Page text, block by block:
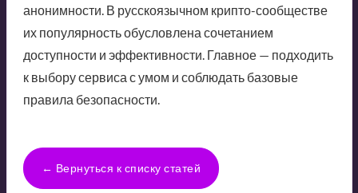
анонимности. В русскоязычном крипто-сообществе
их популярность обусловлена сочетанием
доступности и эффективности. Главное — подходить
к выбору сервиса с умом и соблюдать базовые
правила безопасности.
← Вернуться к списку статей